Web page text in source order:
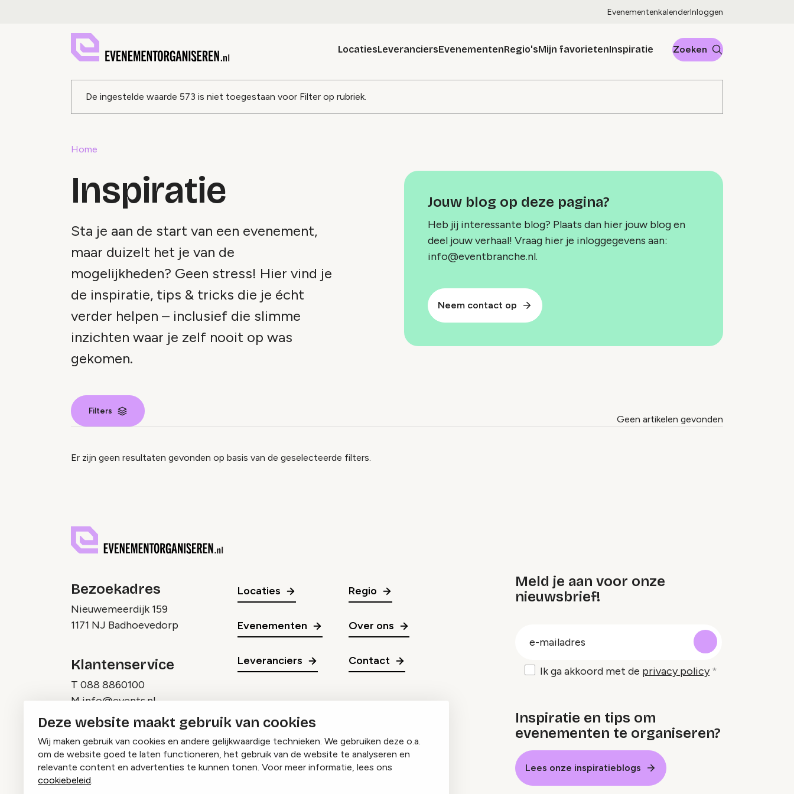
Deze website maakt gebruik van cookies
Wij maken gebruik van cookies en andere gelijkwaardige technieken. We gebruiken deze o.a.
om de website goed te laten functioneren, het gebruik van de website te analyseren en
relevante content en advertenties te kunnen tonen. Voor meer informatie, lees ons
cookiebeleid.
EvenementenkalenderInloggen
LocatiesLeveranciersEvenementenRegio'sMijn favorietenInspiratie Zoeken
Foutmelding
De ingestelde waarde 573 is niet toegestaan voor Filter op rubriek.
Home
Inspiratie
Sta je aan de start van een evenement,
maar duizelt het je van de
mogelijkheden? Geen stress! Hier vind je
de inspiratie, tips & tricks die je écht
verder helpen – inclusief die slimme
inzichten waar je zelf nooit op was
gekomen.
Jouw blog op deze pagina?
Heb jij interessante blog? Plaats dan hier jouw blog en
deel jouw verhaal! Vraag hier je inloggegevens aan:
info@eventbranche.nl.
Neem contact op
Filters
Geen artikelen gevonden
Nieuws index
Er zijn geen resultaten gevonden op basis van de geselecteerde filters.
Bezoekadres
Nieuwemeerdijk 159
1171 NJ Badhoevedorp
Klantenservice
T 088 8860100
M info@events.nl
Locaties
Evenementen
Leveranciers
Regio
Over ons
Contact
Meld je aan voor onze
nieuwsbrief!
Ik ga akkoord met de privacy policy
Inspiratie en tips om
evenementen te organiseren?
Lees onze inspiratieblogs